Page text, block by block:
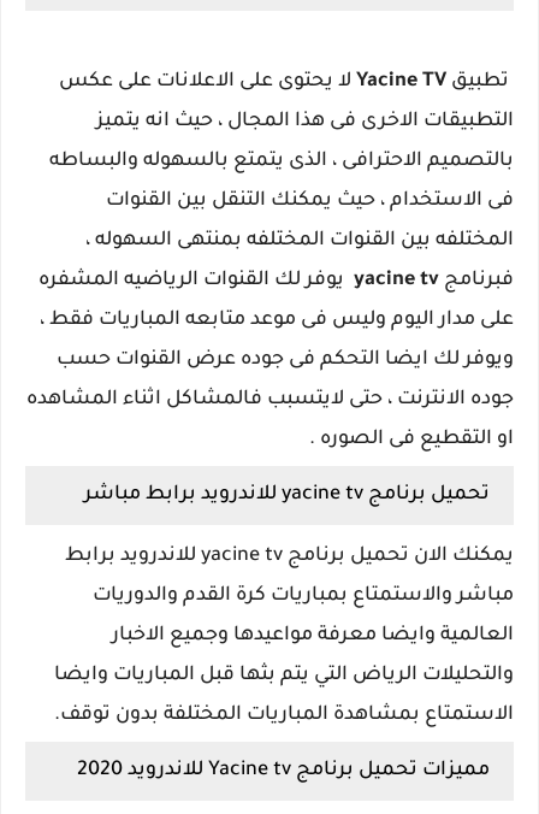
تطبيق Yacine TV لا يحتوى على الاعلانات على عكس
التطبيقات الاخرى فى هذا المجال ، حيث انه يتميز
بالتصميم الاحترافى ، الذى يتمتع بالسهوله والبساطه
فى الاستخدام ، حيث يمكنك التنقل بين القنوات
المختلفه بين القنوات المختلفه بمنتهى السهوله ،
فبرنامج yacine tv يوفر لك القنوات الرياضيه المشفره
على مدار اليوم وليس فى موعد متابعه المباريات فقط ،
ويوفر لك ايضا التحكم فى جوده عرض القنوات حسب
جوده الانترنت ، حتى لايتسبب فالمشاكل اثناء المشاهده
او التقطيع فى الصوره .
تحميل برنامج yacine tv للاندرويد برابط مباشر
يمكنك الان تحميل برنامج yacine tv للاندرويد برابط
مباشر والاستمتاع بمباريات كرة القدم والدوريات
العالمية وايضا معرفة مواعيدها وجميع الاخبار
والتحليلات الرياض التي يتم بثها قبل المباريات وايضا
الاستمتاع بمشاهدة المباريات المختلفة بدون توقف.
مميزات تحميل برنامج Yacine tv للاندرويد 2020